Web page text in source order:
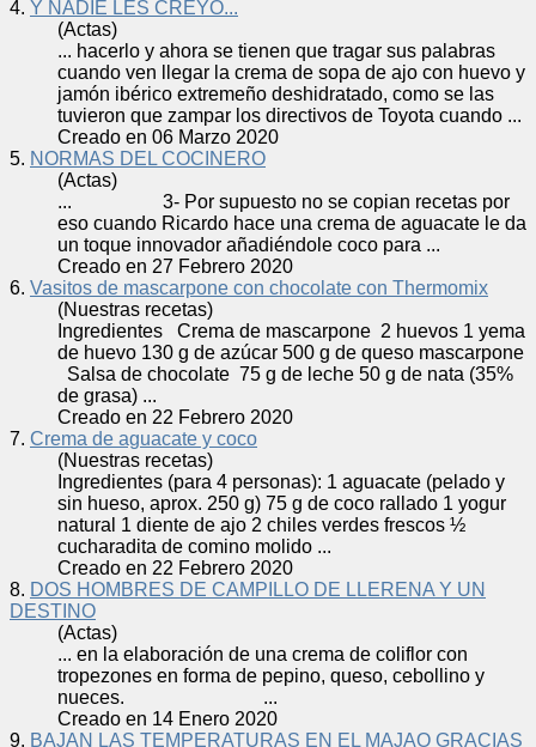
4. Y NADIE LES CREYÓ...
(Actas)
... hacerlo y ahora se tienen que tragar sus palabras
cuando ven llegar la crema de sopa de ajo con huevo y
jamón ibérico extremeño deshidratado, como se las
tuvieron que zampar los directivos de Toyota cuando ...
Creado en 06 Marzo 2020
5. NORMAS DEL COCINERO
(Actas)
... 3- Por supuesto no se copian recetas por
eso cuando Ricardo hace una crema de aguacate le da
un toque innovador añadiéndole coco para ...
Creado en 27 Febrero 2020
6. Vasitos de mascarpone con chocolate con Thermomix
(Nuestras recetas)
Ingredientes Crema de mascarpone 2 huevos 1 yema
de huevo 130 g de azúcar 500 g de queso mascarpone
Salsa de chocolate 75 g de leche 50 g de nata (35%
de grasa) ...
Creado en 22 Febrero 2020
7. Crema de aguacate y coco
(Nuestras recetas)
Ingredientes (para 4 personas): 1 aguacate (pelado y
sin hueso, aprox. 250 g) 75 g de coco rallado 1 yogur
natural 1 diente de ajo 2 chiles verdes frescos ½
cucharadita de comino molido ...
Creado en 22 Febrero 2020
8. DOS HOMBRES DE CAMPILLO DE LLERENA Y UN
DESTINO
(Actas)
... en la elaboración de una crema de coliflor con
tropezones en forma de pepino, queso, cebollino y
nueces. ...
Creado en 14 Enero 2020
9. BAJAN LAS TEMPERATURAS EN EL MAJAO GRACIAS